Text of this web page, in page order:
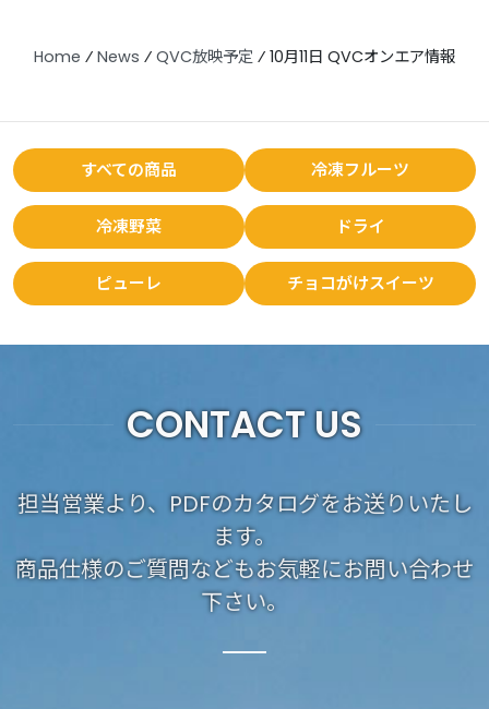
Home ⁄ News ⁄ QVC放映予定 ⁄ 10月11日 QVCオンエア情報
すべての商品 冷凍フルーツ
冷凍野菜 ドライ
ピューレ チョコがけスイーツ
CONTACT US
担当営業より、PDFのカタログをお送りいたし
ます。
商品仕様のご質問などもお気軽にお問い合わせ
下さい。